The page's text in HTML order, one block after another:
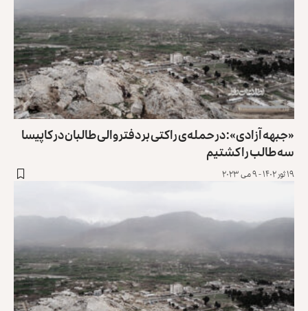
«جبهه آزادی»: در حمله‌ی راکتی بر دفتر والی طالبان در کاپیسا
سه طالب را کشتیم
۱۹ ثور ۱۴۰۲ - ۹ می ۲۰۲۳